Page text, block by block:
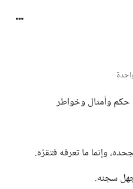
وخواطر
وإنما ما تعرفه فتقرّه.
سجنه.